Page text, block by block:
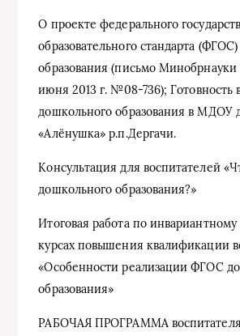
О проекте федерального
образовательного стандарта
образования (письмо Минобрнауки
июня 2013 г. №08-736);
дошкольного образования в МДОУ
«Алёнушка» р.п.Дергачи.
Консультация для воспитателей
дошкольного образования?»
Итоговая работа по
курсах повышения квалификации
«Особенности реализации ФГОС
образования»
РАБОЧАЯ ПРОГРАММА воспитателя